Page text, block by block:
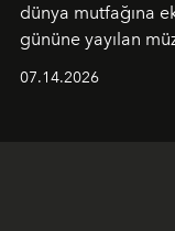
dünya mutfağına
gününe yayılan
07.14.2026